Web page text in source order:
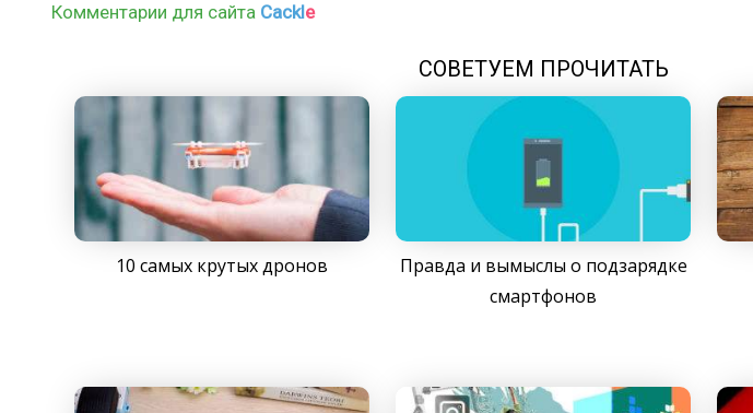
Комментарии для сайта Cackle
СОВЕТУЕМ ПРОЧИТАТЬ
10 самых крутых дронов
Правда и вымыслы о подзарядке
смартфонов